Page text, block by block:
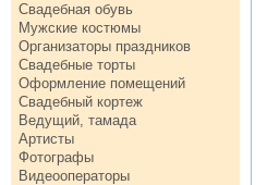
Свадебная обувь
Мужские костюмы
Организаторы праздников
Свадебные торты
Оформление помещений
Свадебный кортеж
Ведущий, тамада
Артисты
Фотографы
Видеооператоры